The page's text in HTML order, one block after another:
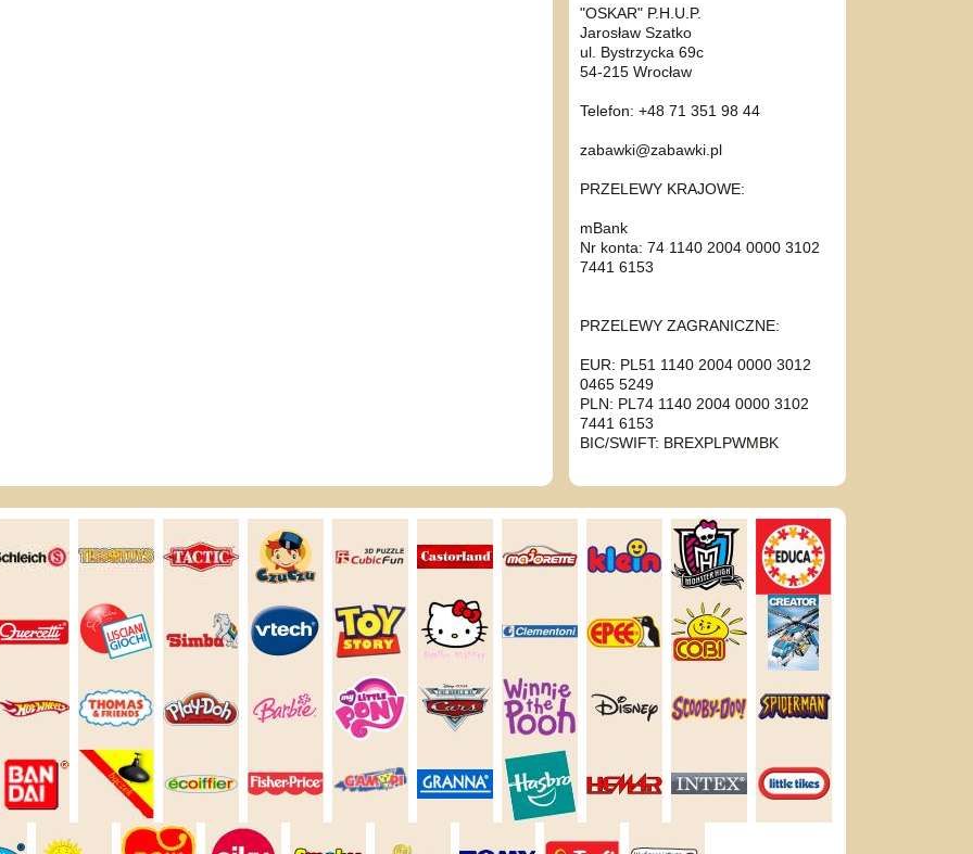
"OSKAR" P.H.U.P.
Jarosław Szatko
ul. Bystrzycka 69c
54-215 Wrocław
Telefon: +48 71 351 98 44
zabawki@zabawki.pl
PRZELEWY KRAJOWE:
mBank
Nr konta: 74 1140 2004 0000 3102
7441 6153
PRZELEWY ZAGRANICZNE:
EUR: PL51 1140 2004 0000 3012
0465 5249
PLN: PL74 1140 2004 0000 3102
7441 6153
BIC/SWIFT: BREXPLPWMBK